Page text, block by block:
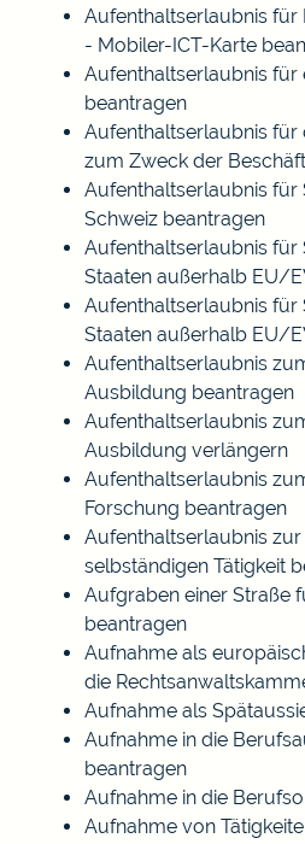
Aufenthaltserlaubnis für
- Mobiler-ICT-Karte
Aufenthaltserlaubnis für
beantragen
Aufenthaltserlaubnis für
zum Zweck der
Aufenthaltserlaubnis für
Schweiz beantragen
Aufenthaltserlaubnis für
Staaten außerhalb EU/
Aufenthaltserlaubnis für
Staaten außerhalb EU/
Aufenthaltserlaubnis
Ausbildung beantragen
Aufenthaltserlaubnis
Ausbildung verlängern
Aufenthaltserlaubnis
Forschung beantragen
Aufenthaltserlaubnis
selbständigen Tätigkeit
Aufgraben einer Straße
beantragen
Aufnahme als
die
Aufnahme als
Aufnahme in die
beantragen
Aufnahme in die
Aufnahme von